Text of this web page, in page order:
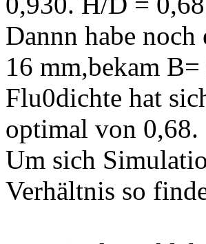
Dannn habe
16 mm,bekam
Flu0dichte hat
optimal von 0,68.
Um sich
Verhältnis so